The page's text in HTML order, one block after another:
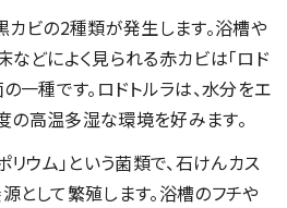
カビの2種類が発生します。浴槽や
どによく見られる赤カビは「ロド
一種です。ロドトルラは、水分をエ
の高温多湿な環境を好みます。
リウム」という菌類で、石けんカス
として繁殖します。浴槽のフチや